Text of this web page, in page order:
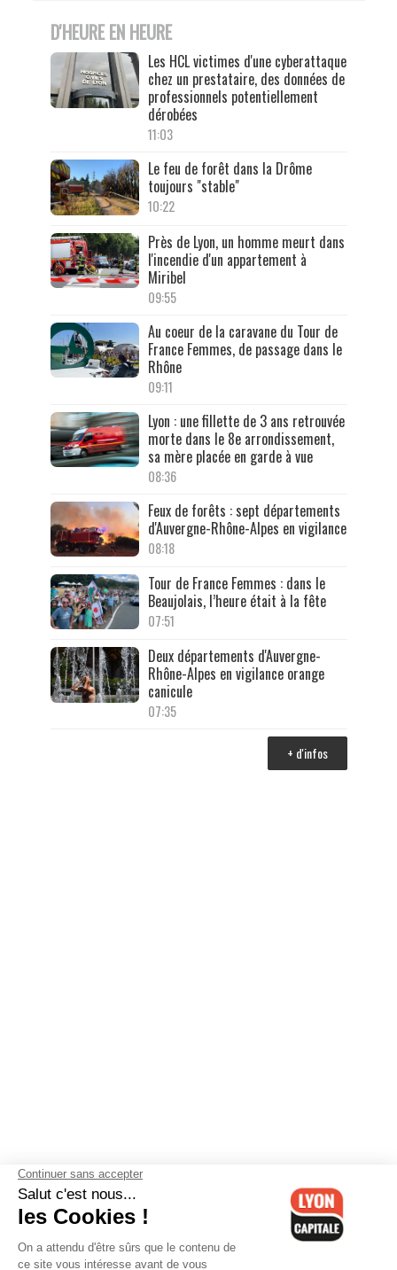
D'HEURE EN HEURE
Les HCL victimes d'une cyberattaque
chez un prestataire, des données de
professionnels potentiellement
dérobées
11:03
Le feu de forêt dans la Drôme
toujours "stable"
10:22
Près de Lyon, un homme meurt dans
l'incendie d'un appartement à
Miribel
09:55
Au coeur de la caravane du Tour de
France Femmes, de passage dans le
Rhône
09:11
Lyon : une fillette de 3 ans retrouvée
morte dans le 8e arrondissement,
sa mère placée en garde à vue
08:36
Feux de forêts : sept départements
d'Auvergne-Rhône-Alpes en vigilance
08:18
Tour de France Femmes : dans le
Beaujolais, l’heure était à la fête
07:51
Deux départements d'Auvergne-
Rhône-Alpes en vigilance orange
canicule
07:35
+ d'infos